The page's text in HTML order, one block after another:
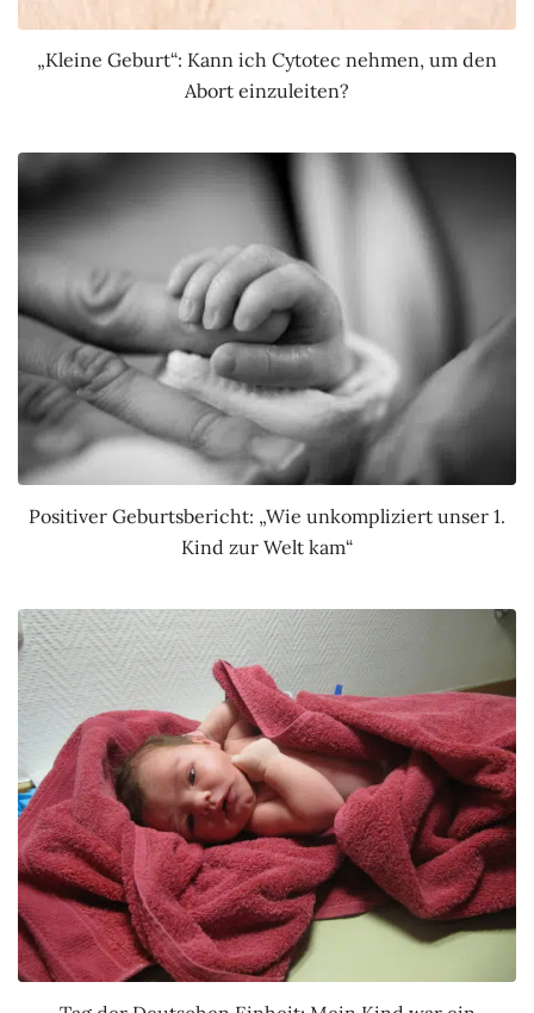
„Kleine Geburt“: Kann ich Cytotec nehmen, um den
Abort einzuleiten?
Positiver Geburtsbericht: „Wie unkompliziert unser 1.
Kind zur Welt kam“